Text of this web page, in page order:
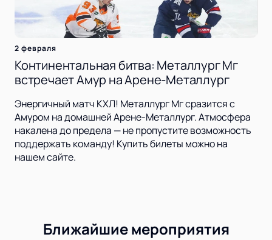
2 февраля
Континентальная битва: Металлург Мг
встречает Амур на Арене-Металлург
Энергичный матч КХЛ! Металлург Мг сразится с
Амуром на домашней Арене-Металлург. Атмосфера
накалена до предела — не пропустите возможность
поддержать команду! Купить билеты можно на
нашем сайте.
Ближайшие мероприятия